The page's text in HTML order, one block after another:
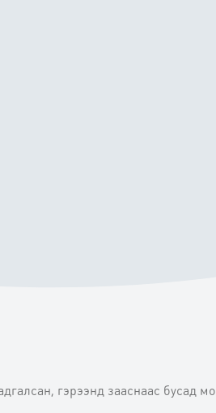
гэрээнд зааснаас бусад